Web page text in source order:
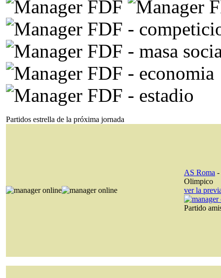
Partidos estrella de la próxima jornada
AS Roma -
Olimpico
ver la
Partido